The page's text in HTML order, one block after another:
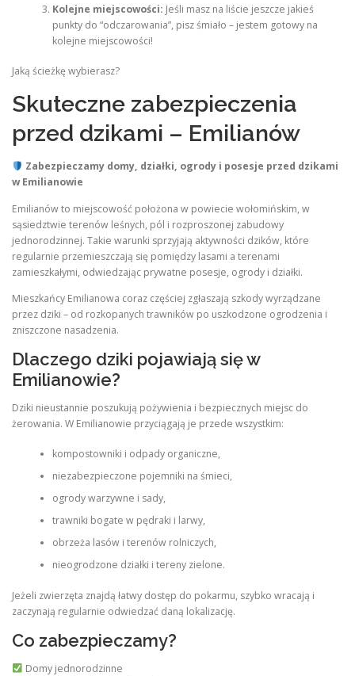
Kolejne miejscowości: Jeśli masz na liście jeszcze jakieś
punkty do “odczarowania”, pisz śmiało – jestem gotowy na
kolejne miejscowości!
Jaką ścieżkę wybierasz?
Skuteczne zabezpieczenia
przed dzikami – Emilianów
Zabezpieczamy domy, działki, ogrody i posesje przed dzikami
w Emilianowie
Emilianów to miejscowość położona w powiecie wołomińskim, w
sąsiedztwie terenów leśnych, pól i rozproszonej zabudowy
jednorodzinnej. Takie warunki sprzyjają aktywności dzików, które
regularnie przemieszczają się pomiędzy lasami a terenami
zamieszkałymi, odwiedzając prywatne posesje, ogrody i działki.
Mieszkańcy Emilianowa coraz częściej zgłaszają szkody wyrządzane
przez dziki – od rozkopanych trawników po uszkodzone ogrodzenia i
zniszczone nasadzenia.
Dlaczego dziki pojawiają się w
Emilianowie?
Dziki nieustannie poszukują pożywienia i bezpiecznych miejsc do
żerowania. W Emilianowie przyciągają je przede wszystkim:
kompostowniki i odpady organiczne,
niezabezpieczone pojemniki na śmieci,
ogrody warzywne i sady,
trawniki bogate w pędraki i larwy,
obrzeża lasów i terenów rolniczych,
nieogrodzone działki i tereny zielone.
Jeżeli zwierzęta znajdą łatwy dostęp do pokarmu, szybko wracają i
zaczynają regularnie odwiedzać daną lokalizację.
Co zabezpieczamy?
Domy jednorodzinne